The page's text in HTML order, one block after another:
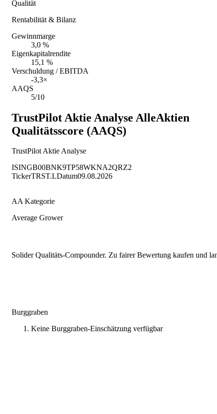
Qualität
Rentabilität & Bilanz
Gewinnmarge
3,0 %
Eigenkapitalrendite
15,1 %
Verschuldung / EBITDA
-3,3×
AAQS
5/10
TrustPilot Aktie Analyse AlleAktien
Qualitätsscore (AAQS)
TrustPilot Aktie Analyse
ISINGB00BNK9TP58WKNA2QRZ2
TickerTRST.LDatum09.08.2026
AA Kategorie
Average Grower
Solider Qualitäts-Compounder. Zu fairer Bewertung kaufen und
Burggraben
Keine Burggraben-Einschätzung verfügbar